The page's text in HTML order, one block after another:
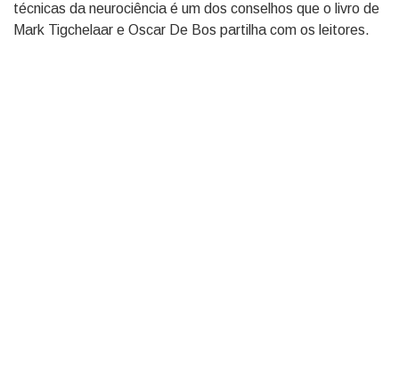
técnicas da neurociência é um dos conselhos que o livro de
Mark Tigchelaar e Oscar De Bos partilha com os leitores.